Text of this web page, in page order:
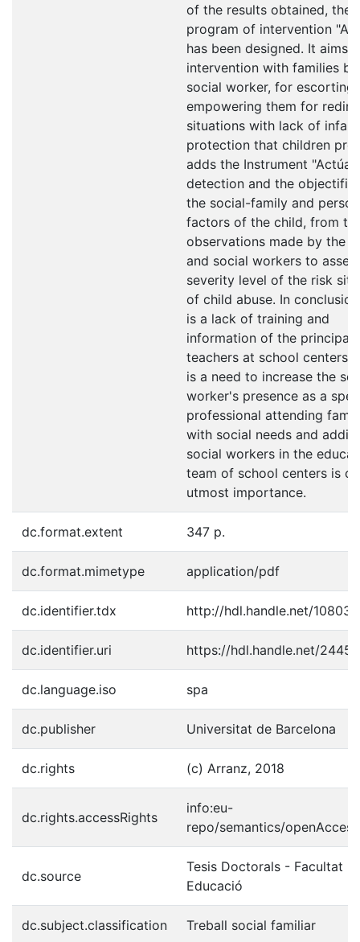
of the results obtained, the
program of intervention
has been designed. It aims
intervention with families
social worker, for escorting
empowering them for
situations with lack of infant
protection that children
adds the Instrument
detection and the
the social-family and
factors of the child, from
observations made by the
and social workers to
severity level of the risk
of child abuse. In
is a lack of training and
information of the
teachers at school centers.
is a need to increase the
worker's presence as a
professional attending
with social needs and
social workers in the
team of school centers is of
utmost importance.
dc.format.extent 347 p.
dc.format.mimetype application/pdf
dc.identifier.tdx http://hdl.handle.net/10803/
dc.identifier.uri https://hdl.handle.net/2445/
dc.language.iso spa
dc.publisher Universitat de Barcelona
dc.rights (c) Arranz, 2018
dc.rights.accessRights
info:eu-
repo/semantics/openAccess
dc.source
Tesis Doctorals - Facultat -
Educació
dc.subject.classification Treball social familiar